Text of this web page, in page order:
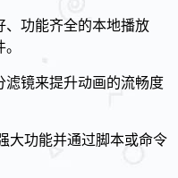
、功能齐全的本地播放
滤镜来提升动画的流畅度
大功能并通过脚本或命令